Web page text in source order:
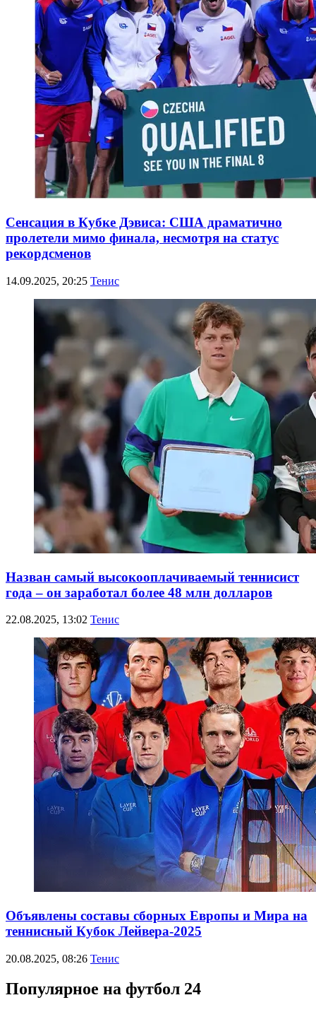
Сенсация в Кубке Дэвиса: США драматично
пролетели мимо финала, несмотря на статус
рекордсменов
14.09.2025, 20:25 Тенис
Назван самый высокооплачиваемый теннисист
года – он заработал более 48 млн долларов
22.08.2025, 13:02 Тенис
Объявлены составы сборных Европы и Мира на
теннисный Кубок Лейвера-2025
20.08.2025, 08:26 Тенис
Популярное на футбол 24